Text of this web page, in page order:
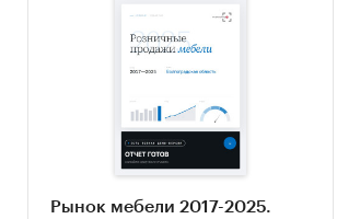
Рынок мебели 2017-2025.